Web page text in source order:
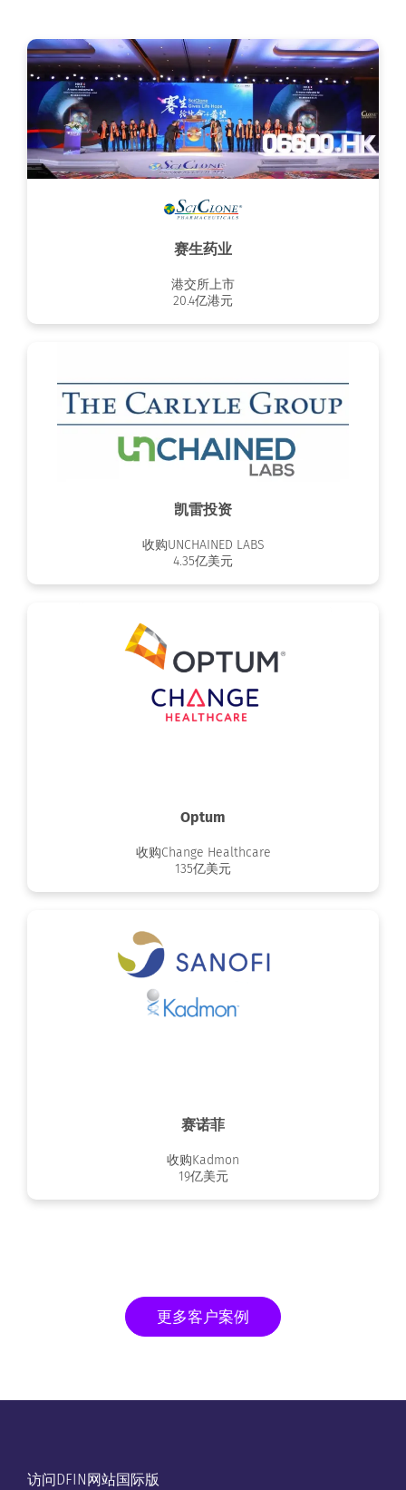
赛生药业
港交所上市
20.4亿港元
凯雷投资
收购UNCHAINED LABS
4.35亿美元
Optum
收购Change Healthcare
135亿美元
赛诺菲
收购Kadmon
19亿美元
更多客户案例
访问DFIN网站国际版